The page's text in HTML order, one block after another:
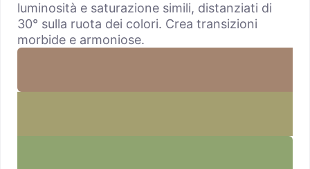
luminosità e saturazione simili, distanziati di
30° sulla ruota dei colori. Crea transizioni
morbide e armoniose.